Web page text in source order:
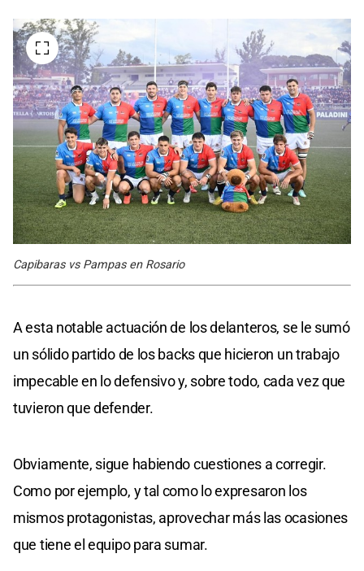
Capibaras vs Pampas en Rosario
A esta notable actuación de los delanteros, se le sumó
un sólido partido de los backs que hicieron un trabajo
impecable en lo defensivo y, sobre todo, cada vez que
tuvieron que defender.
Obviamente, sigue habiendo cuestiones a corregir.
Como por ejemplo, y tal como lo expresaron los
mismos protagonistas, aprovechar más las ocasiones
que tiene el equipo para sumar.